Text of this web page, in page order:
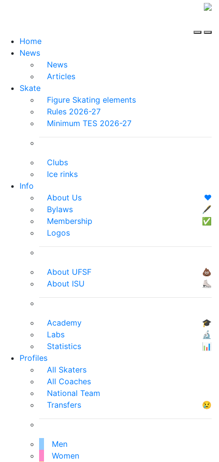
Home
News
News
Articles
Skate
Figure Skating elements
Rules 2026-27
Minimum TES 2026-27
Clubs
Ice rinks
Info
About Us
❤️
Bylaws
🖋
Membership
✅
Logos
About UFSF
💩
About ISU
⛸
Academy
🎓
Labs
🔬
Statistics
📊
Profiles
All Skaters
All Coaches
National Team
Transfers
😢
Men
Women